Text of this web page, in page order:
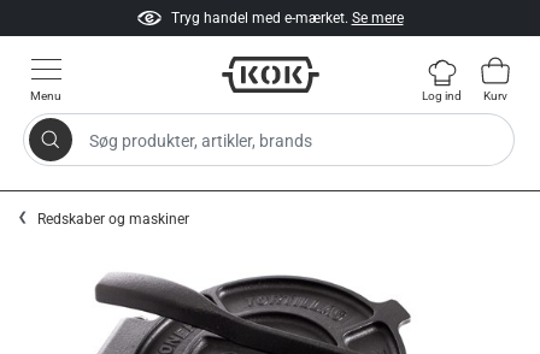
Tryg handel med e-mærket. Se mere
Menu
Søg produkter, artikler, brands
Log ind Kurv
Redskaber og maskiner